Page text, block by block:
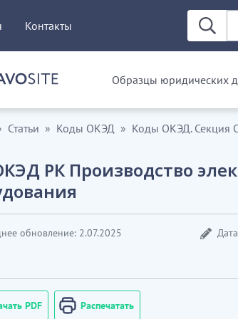
Контакты
Образцы юридических
Статьи Коды ОКЭД Коды ОКЭД. Секция
РК Производство
обновление: 2.07.2025
PDF Распечатать